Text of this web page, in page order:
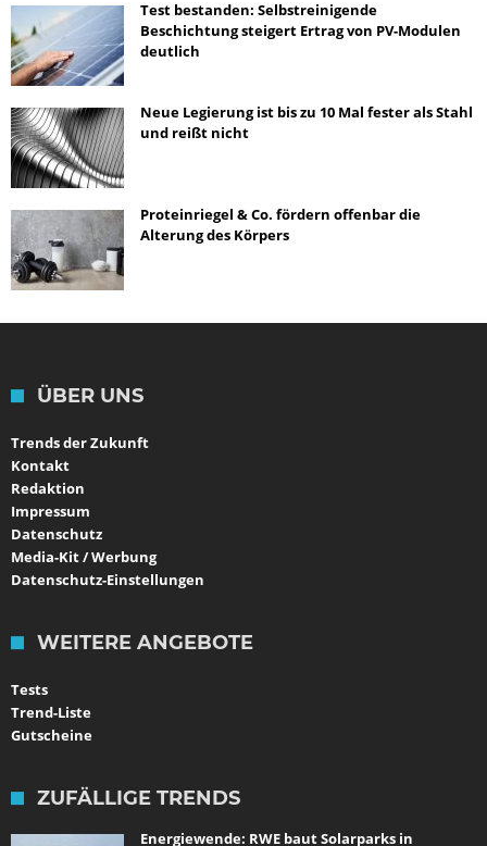
Test bestanden: Selbstreinigende
Beschichtung steigert Ertrag von PV-Modulen
deutlich
Neue Legierung ist bis zu 10 Mal fester als Stahl
und reißt nicht
Proteinriegel & Co. fördern offenbar die
Alterung des Körpers
ÜBER UNS
Trends der Zukunft
Kontakt
Redaktion
Impressum
Datenschutz
Media-Kit / Werbung
Datenschutz-Einstellungen
WEITERE ANGEBOTE
Tests
Trend-Liste
Gutscheine
ZUFÄLLIGE TRENDS
Energiewende: RWE baut Solarparks in